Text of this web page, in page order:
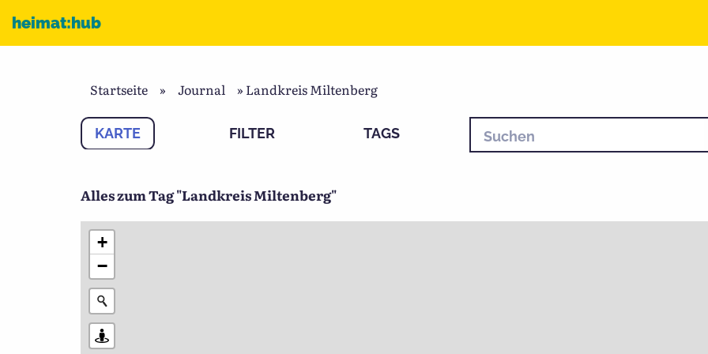
heimat:hub
Startseite » Journal » Landkreis Miltenberg
KARTE FILTER TAGS
Alles zum Tag "Landkreis Miltenberg"
+
−